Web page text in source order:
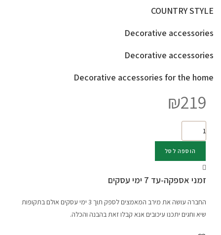
COUNTRY STYLE
Decorative accessories
Decorative accessories
Decorative accessories for the home
₪219
של
תה
+ספל+תחתית
דגם
OWL
הוספה לסל
זמני אספקה-עד 7 ימי עסקים
החברה עושה את מירב המאמצים לספק תוך 3 ימי עסקים אולם בתקופות
שיא וחגים יתכנו עיכובים אנא קבלו זאת בהבנה והכלה.